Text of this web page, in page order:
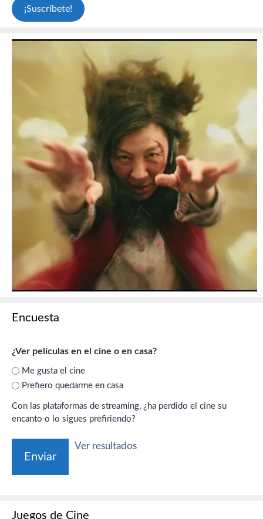
Encuesta
¿Ver películas en el cine o en casa?
Me gusta el cine
Prefiero quedarme en casa
Con las plataformas de streaming, ¿ha perdido el cine su
encanto o lo sigues prefiriendo?
Ver resultados
Juegos de Cine